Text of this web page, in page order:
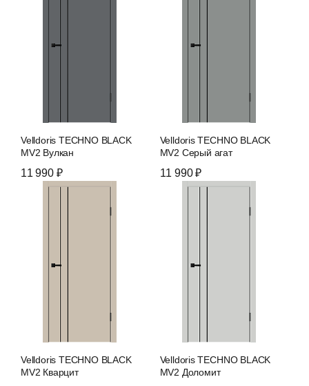
Velldoris TECHNO BLACK
MV2 Вулкан
11 990 ₽
Velldoris TECHNO BLACK
MV2 Серый агат
11 990 ₽
Velldoris TECHNO BLACK
MV2 Кварцит
Velldoris TECHNO BLACK
MV2 Доломит